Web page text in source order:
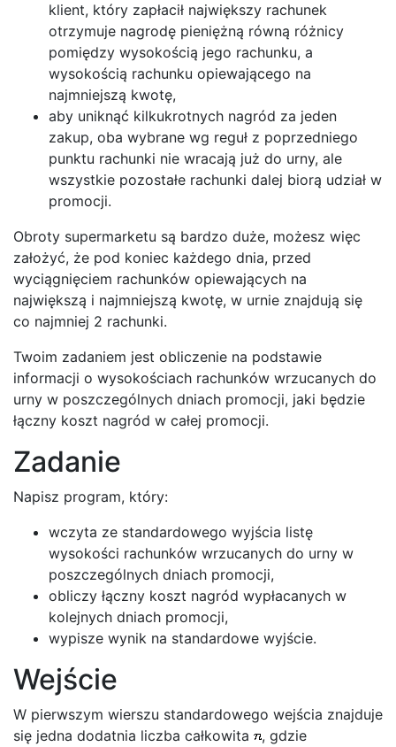
klient, który zapłacił największy rachunek
otrzymuje nagrodę pieniężną równą różnicy
pomiędzy wysokością jego rachunku, a
wysokością rachunku opiewającego na
najmniejszą kwotę,
aby uniknąć kilkukrotnych nagród za jeden
zakup, oba wybrane wg reguł z poprzedniego
punktu rachunki nie wracają już do urny, ale
wszystkie pozostałe rachunki dalej biorą udział w
promocji.
Obroty supermarketu są bardzo duże, możesz więc
założyć, że pod koniec każdego dnia, przed
wyciągnięciem rachunków opiewających na
największą i najmniejszą kwotę, w urnie znajdują się
co najmniej 2 rachunki.
Twoim zadaniem jest obliczenie na podstawie
informacji o wysokościach rachunków wrzucanych do
urny w poszczególnych dniach promocji, jaki będzie
łączny koszt nagród w całej promocji.
Zadanie
Napisz program, który:
wczyta ze standardowego wyjścia listę
wysokości rachunków wrzucanych do urny w
poszczególnych dniach promocji,
obliczy łączny koszt nagród wypłacanych w
kolejnych dniach promocji,
wypisze wynik na standardowe wyjście.
Wejście
W pierwszym wierszu standardowego wejścia znajduje
się jedna dodatnia liczba całkowita
, gdzie